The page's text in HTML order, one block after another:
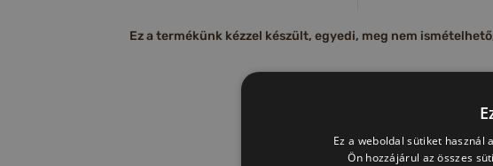
Ez a termékünk kézzel készült, egyedi, meg nem
Ez a weboldal sütiket használ
Ön hozzájárul az összes